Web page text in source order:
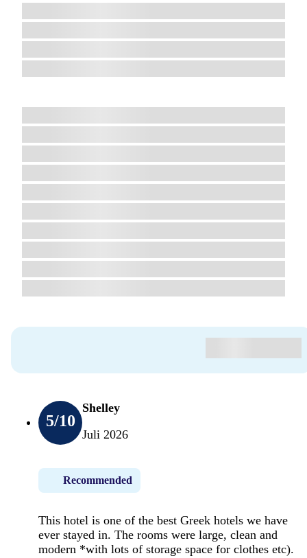
5/10
Shelley
Juli 2026
Recommended
This hotel is one of the best Greek hotels we have
ever stayed in. The rooms were large, clean and
modern *with lots of storage space for clothes etc).